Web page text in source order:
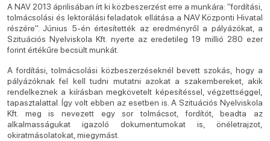
A NAV 2013 áprilisában írt ki közbeszerzést erre a munkára: "fordítási,
tolmácsolási és lektorálási feladatok ellátása a NAV Központi Hivatal
részére". Június 5-én értesítették az eredményről a pályázókat, a
Szituációs Nyelviskola Kft. nyerte az eredetileg 19 millió 280 ezer
forint értékűre becsült munkát.
A fordítási, tolmácsolási közbeszerzéseknél bevett szokás, hogy a
pályázóknak fel kell tudni mutatni azokat a szakembereket, akik
rendelkeznek a kiírásban megkövetelt képesítéssel, végzettséggel,
tapasztalattal. Így volt ebben az esetben is. A Szituációs Nyelviskola
Kft. meg is nevezett egy sor tolmácsot, fordítót, beadta az
alkalmasságukat igazoló dokumentumokat is, önéletrajzot,
okiratmásolatokat, miegymást.